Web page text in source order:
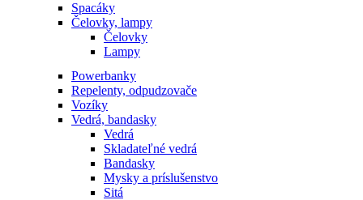
Spacáky
Čelovky, lampy
Čelovky
Lampy
Powerbanky
Repelenty, odpudzovače
Vozíky
Vedrá, bandasky
Vedrá
Skladateľné vedrá
Bandasky
Mysky a príslušenstvo
Sitá